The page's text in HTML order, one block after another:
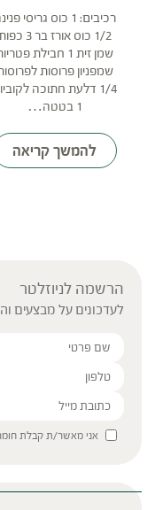
רכיבים: 1 כוס גריסי
1/2 כוס אורז בר 3
שמן זית 1 חבילת
שמפניון פרוסות
1/4 דלעת חתוכה
1 בטטה…
להמשך קריאה
הרשמה לניוזלטר
לעדכונים על מבצעים
leave this field empty.
אני מאשר/ת קבלת